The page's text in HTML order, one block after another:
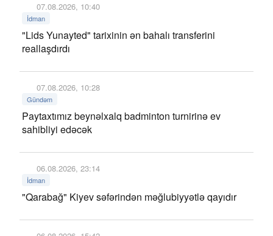
07.08.2026, 10:40
İdman
"Lids Yunayted" tarixinin ən bahalı transferini
reallaşdırdı
07.08.2026, 10:28
Gündəm
Paytaxtımız beynəlxalq badminton turnirinə ev
sahibliyi edəcək
06.08.2026, 23:14
İdman
"Qarabağ" Kiyev səfərindən məğlubiyyətlə qayıdır